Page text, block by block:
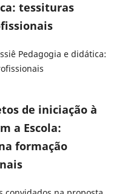
tessituras
Pedagogia e didática:
de iniciação à
a Escola:
formação